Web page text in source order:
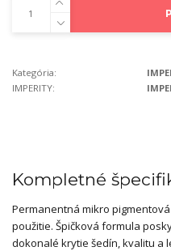
Kategória:
IMPERITY:
Kompletné
Permanentná mikro
použitie. Špičková formula
dokonalé krytie šedín, kvalitu a